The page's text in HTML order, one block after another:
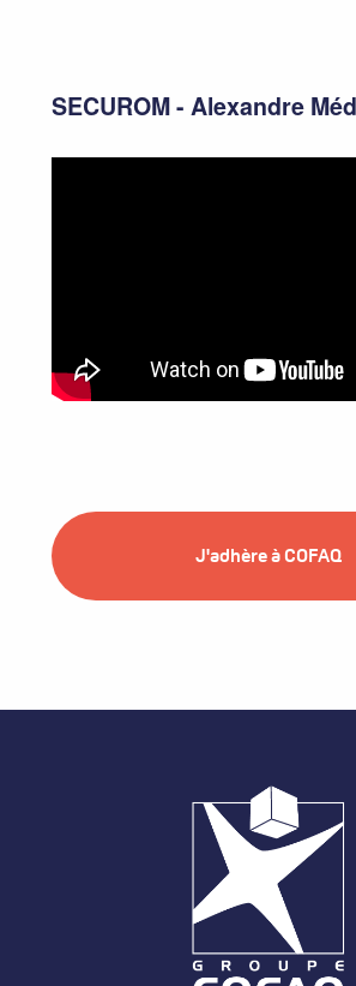
SECUROM - Alexandre
J'adhère à COFAQ